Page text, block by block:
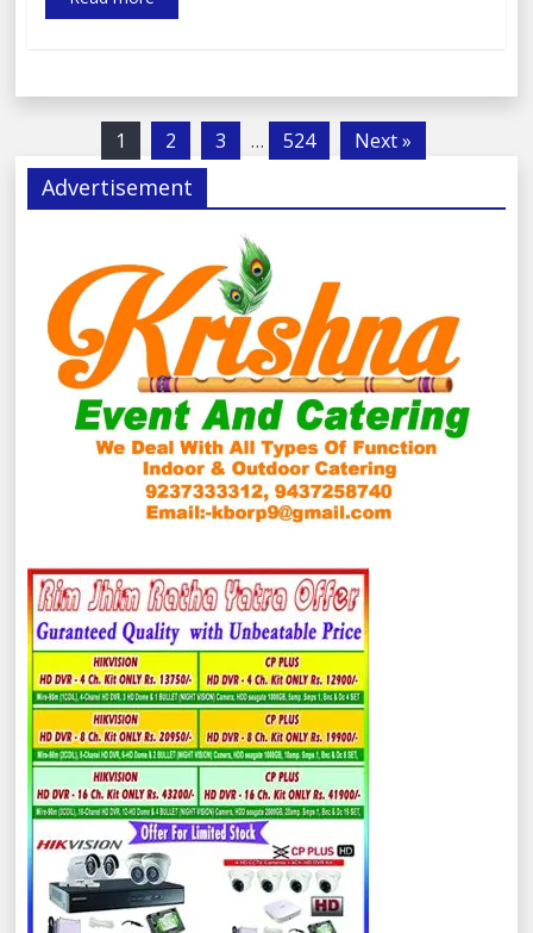
1 2 3 … 524 Next »
Advertisement